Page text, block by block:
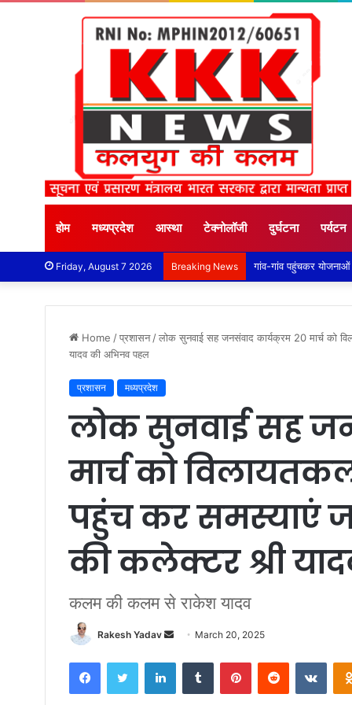
होम मध्यप्रदेश आस्था टेक्नोलॉजी दुर्घटना पर्यटन
Friday, August 7 2026 Breaking News
Home /प्रशासन /लोक सुनवाई सह जनसंवाद कार्यक्रम 20 मार्च को
यादव की अभिनव पहल
प्रशासन मध्यप्रदेश
लोक सुनवाई सह
मार्च को
पहुंच कर समस्याएं
की कलेक्टर श्री
कलम की कलम से राकेश यादव
Rakesh Yadav
d
March 20, 2025